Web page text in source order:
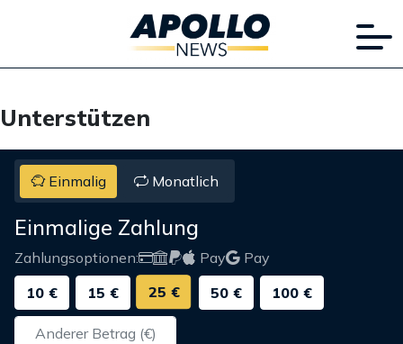
Unterstützen
Einmalig Monatlich
Einmalige Zahlung
Zahlungsoptionen: Pay
Pay
10 €
15 € 25 € 50 € 100 €